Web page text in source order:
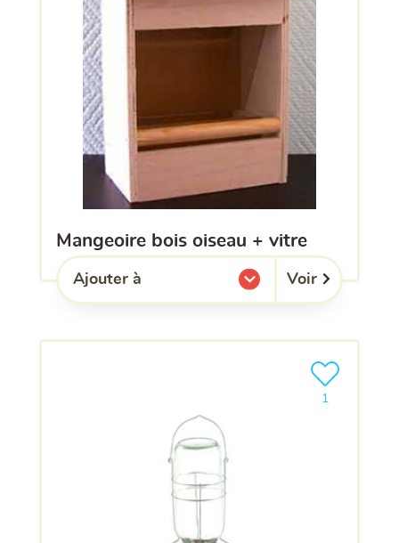
mangeoire bois oiseau + vitre
Ajouter à
l'une de mes listes. Voir
1
Ajouter le